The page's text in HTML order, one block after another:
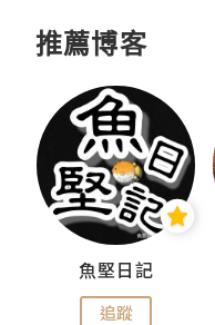
推薦博客
魚堅日記
追蹤